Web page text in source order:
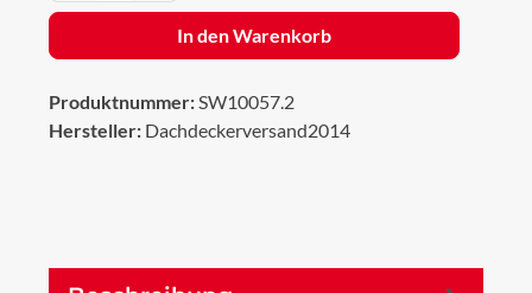
In den Warenkorb
Produktnummer:SW10057.2
Hersteller: Dachdeckerversand2014